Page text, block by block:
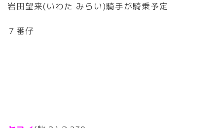
岩田望来(いわた みらい)騎手が騎乗予定
７番仔